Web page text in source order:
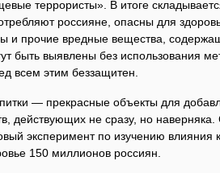
террористы». В итоге
россияне, опасны для
и прочие вредные вещества,
быть выявлены без использования
всем этим беззащитен.
— прекрасные объекты для
действующих не сразу, но
эксперимент по изучению влияния
150 миллионов россиян.